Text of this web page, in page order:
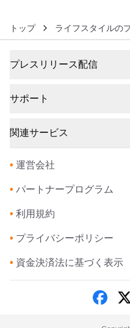
トップ ライフスタイルの
プレスリリース配信
サポート
関連サービス
• 運営会社
• パートナープログラム
• 利用規約
• プライバシーポリシー
• 資金決済法に基づく表示